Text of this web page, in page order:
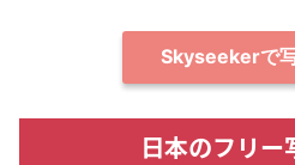
Skyseekerで
日本のフリー